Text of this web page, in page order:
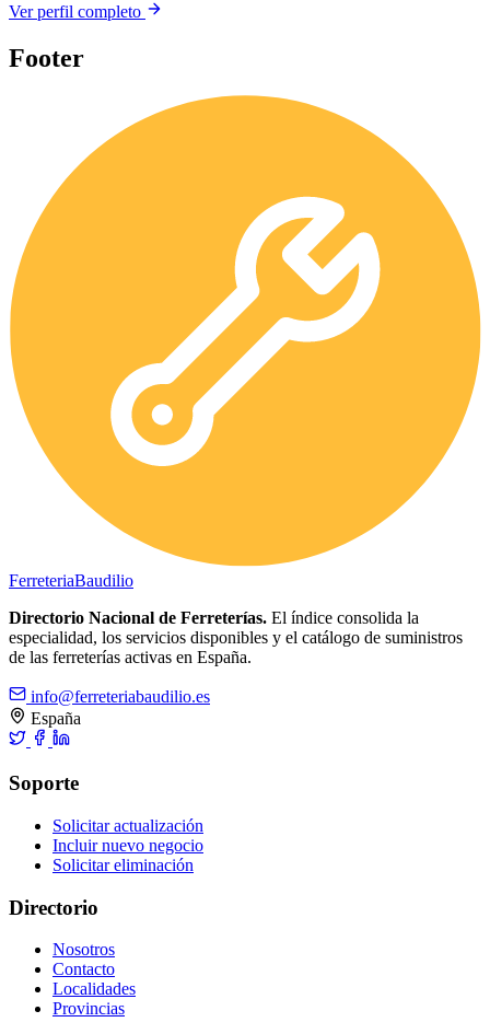
Ver perfil completo
Footer
FerreteriaBaudilio
Directorio Nacional de Ferreterías. El índice consolida la
especialidad, los servicios disponibles y el catálogo de suministros
de las ferreterías activas en España.
info@ferreteriabaudilio.es
España
Soporte
Solicitar actualización
Incluir nuevo negocio
Solicitar eliminación
Directorio
Nosotros
Contacto
Localidades
Provincias